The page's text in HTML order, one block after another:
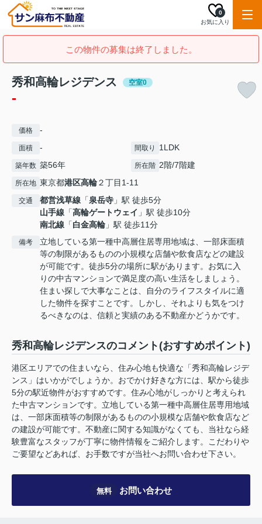
お気に入り
0
この物件の募集は終了しました。
秀和高輪レジデンス 空室0
-
価格 -
面積 - 間取り 1LDK
築年数 築56年 所在階 2階/7階建
所在地 東京都港区高輪２丁目1-11
交通 都営浅草線 「泉岳寺 」駅 徒歩5分
山手線 「高輪ゲートウェイ 」駅 徒歩10分
南北線 「白金高輪 」駅 徒歩11分
備考
立地している第一種中高層住居専用地域は、一部床面積
等の制限があるものの小規模な店舗や飲食店などの建設
が可能です。徒歩5分の場所に駅があります。お気に入
りの中古マンションで満足度の高い生活をしましょう。
住まい探しで大事なことは、自分のライフスタイルに適
した物件を探すことです。しかし、それよりも気をつけ
るべきなのは、信頼と実績のある不動産かどうかです。
秀和高輪レジデンスのコメント(おすすめポイント)
港区エリアでの住まいなら、住み心地も快適な「秀和高輪レジデ
ンス」はいかがでしょうか。おでかけ好きな方には、駅から徒歩
5分の駅近物件がおすすめです。住み心地がしっかりと考えられ
た中古マンションです。立地している第一種中高層住居専用地域
は、一部床面積等の制限があるものの小規模な店舗や飲食店など
の建設が可能です。不動産に関する知識がなくても、当社なら経
験豊富なスタッフが丁寧に物件情報をご紹介します。こだわりや
ご要望などあれば、お手数ですが当社へお問い合わせ下さい。
無料 お問い合わせ